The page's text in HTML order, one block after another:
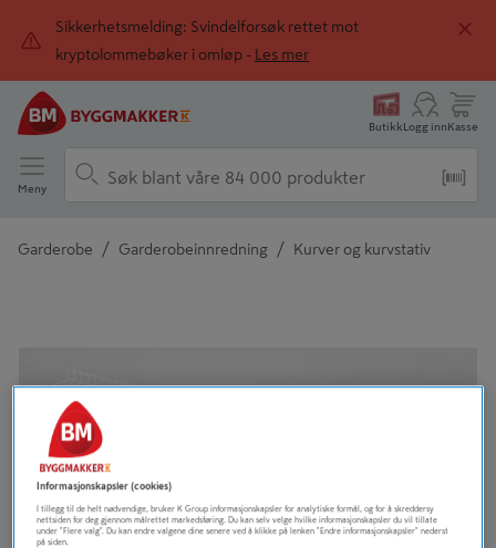
Sikkerhetsmelding: Svindelforsøk rettet mot
kryptolommebøker i omløp -
Les mer
ButikkLogg innKasse
Meny
Garderobe / Garderobeinnredning / Kurver og kurvstativ
Informasjonskapsler (cookies)
I tillegg til de helt nødvendige, bruker K Group informasjonskapsler for analytiske formål, og for å skreddersy
nettsiden for deg gjennom målrettet markedsføring. Du kan selv velge hvilke informasjonskapsler du vil tillate
under "Flere valg". Du kan endre valgene dine senere ved å klikke på lenken "Endre informasjonskapsler" nederst
på siden.